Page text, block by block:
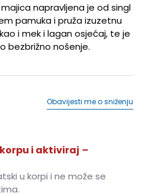
napravljena je od singl
pamuka i pruža izuzetnu
i mek i lagan osjećaj, te je
bezbrižno nošenje.
Obavijesti me o sniženju
i aktiviraj –
u korpi i ne može se